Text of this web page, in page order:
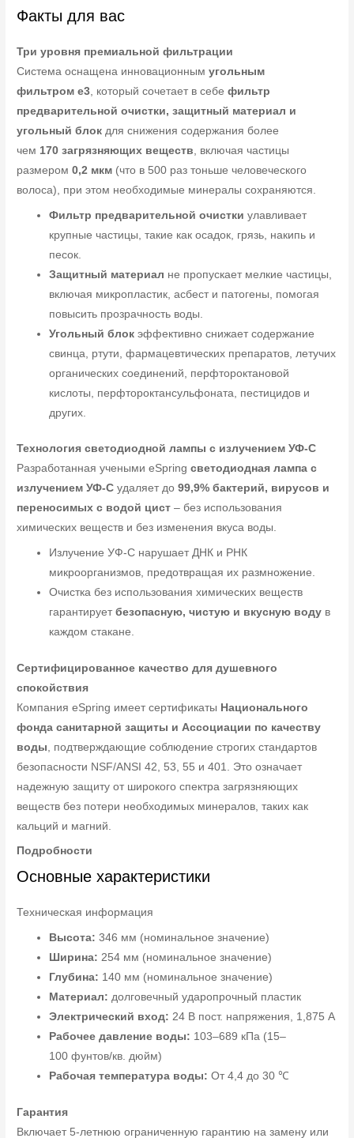
Факты для вас
Три уровня премиальной фильтрации
Система оснащена инновационнымугольным
фильтром e3 , который сочетает в себефильтр
предварительной очистки, защитный материал и
угольный блок для снижения содержания более
чем 170 загрязняющих веществ , включая частицы
размером0,2 мкм (что в 500 раз тоньше человеческого
волоса), при этом необходимые минералы сохраняются.
Фильтр предварительной очистки улавливает
крупные частицы, такие как осадок, грязь, накипь и
песок.
Защитный материал не пропускает мелкие частицы,
включая микропластик, асбест и патогены, помогая
повысить прозрачность воды.
Угольный блок эффективно снижает содержание
свинца, ртути, фармацевтических препаратов, летучих
органических соединений, перфтороктановой
кислоты, перфтороктансульфоната, пестицидов и
других.
Технология светодиодной лампы с излучением УФ-С
Разработанная учеными eSpringсветодиодная лампа с
излучением УФ-C удаляет до99,9% бактерий, вирусов и
переносимых с водой цист – без использования
химических веществ и без изменения вкуса воды.
Излучение УФ-C нарушает ДНК и РНК
микроорганизмов, предотвращая их размножение.
Очистка без использования химических веществ
гарантируетбезопасную, чистую и вкусную воду в
каждом стакане.
Сертифицированное качество для душевного
спокойствия
Компания eSpring имеет сертификаты Национального
фонда санитарной защиты и Ассоциации по качеству
воды , подтверждающие соблюдение строгих стандартов
безопасности NSF/ANSI 42, 53, 55 и 401. Это означает
надежную защиту от широкого спектра загрязняющих
веществ без потери необходимых минералов, таких как
кальций и магний.
Подробности
Основные характеристики
Техническая информация
Высота: 346 мм (номинальное значение)
Ширина: 254 мм (номинальное значение)
Глубина: 140 мм (номинальное значение)
Материал: долговечный ударопрочный пластик
Электрический вход: 24 В пост. напряжения, 1,875 А
Рабочее давление воды: 103–689 кПа (15–
100 фунтов/кв. дюйм)
Рабочая температура воды: От 4,4 до 30 ℃
Гарантия
Включает 5-летнюю ограниченную гарантию на замену или